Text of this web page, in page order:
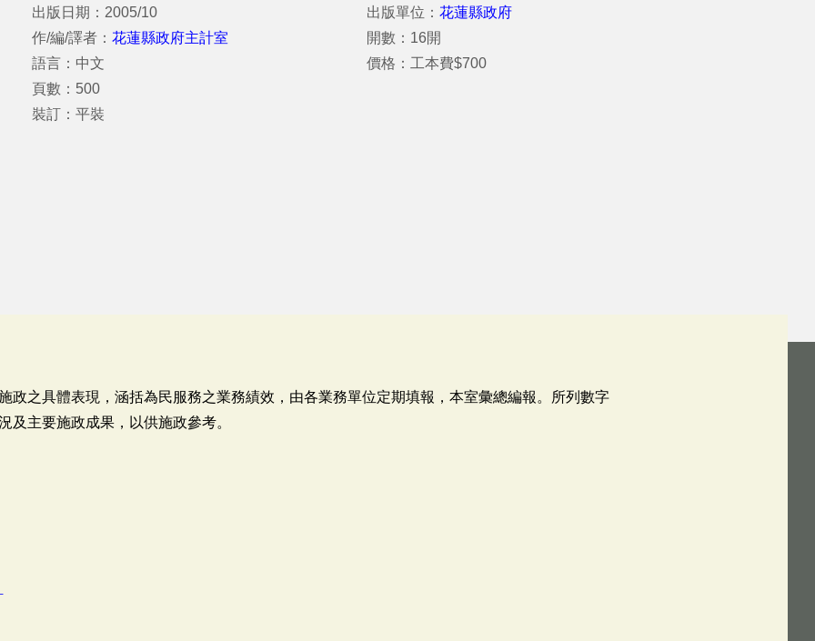
出版日期：2005/10
作/編/譯者： 花蓮縣政府主計室
語言：中文
頁數：500
裝訂：平裝
出版單位：花蓮縣政府
開數：16開
價格：工本費$700
政之具體表現，涵括為民服務之業務績效，由各業務單位定期填報，本室彙總編報。所列數字
及主要施政成果，以供施政參考。